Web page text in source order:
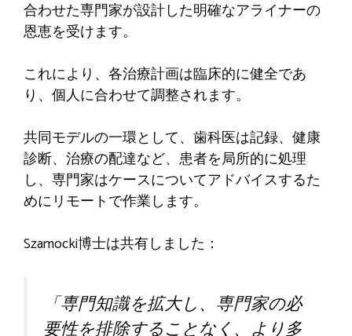
合わせた専門家が設計した明確なアライナーの
恩恵を受けます。
これにより、各治療計画は臨床的に健全であ
り、個人に合わせて調整されます。
共同モデルの一環として、歯科医は記録、健康
診断、治療の配達など、患者を局所的に処理
し、専門家はケースについてアドバイスするた
めにリモートで作業します。
Szamocki博士は共有しました：
「専門知識を拡大し、専門家の必
要性を排除することなく、より多